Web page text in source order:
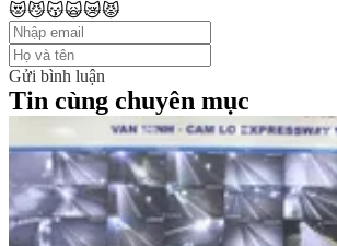
😻😼😽🙀😿😾
Gửi bình luận
Tin cùng chuyên mục